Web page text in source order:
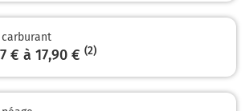
point, faire demi-tour et continuer sur D617
mètres
carburant
€ à 17,90 € (2)